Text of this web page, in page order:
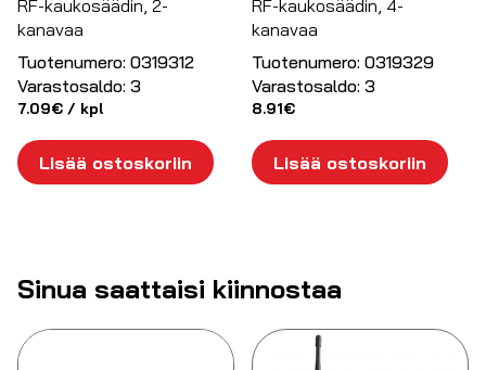
RF-kaukosäädin, 2-
kanavaa
Tuotenumero: 0319312
Varastosaldo: 3
7.09€ / kpl
Lisää ostoskoriin
RF-kaukosäädin, 4-
kanavaa
Tuotenumero: 0319329
Varastosaldo: 3
8.91€
Lisää ostoskoriin
Sinua saattaisi kiinnostaa